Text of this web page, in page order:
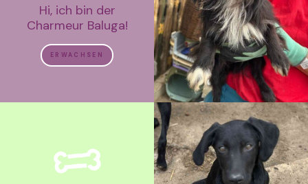
Hi, ich bin der
Charmeur Baluga!
ERWACHSEN